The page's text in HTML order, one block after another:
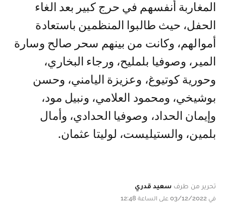
المغاربة أنفسهم في حرج كبير بعد الغاء
الحفل، حيث طالبوا المنظمين باستعادة
أموالهم، وكانت من بينهم سحر صالح وسارة
المير، وصوفيا بلمليح، ورجاء البخاري،
وحورية كوتيوغ، وعزيزة اليامني، وحسن
بوشيخي، ومحمود العلامي، ونبيل مود،
وإيمان الحداد، وصوفيا الحدادي، وأمال
بلمين، والستيليست، لوليتا عثمان.
تحرير من طرف سعيد قدري
في 03/12/2022 على الساعة 12:48